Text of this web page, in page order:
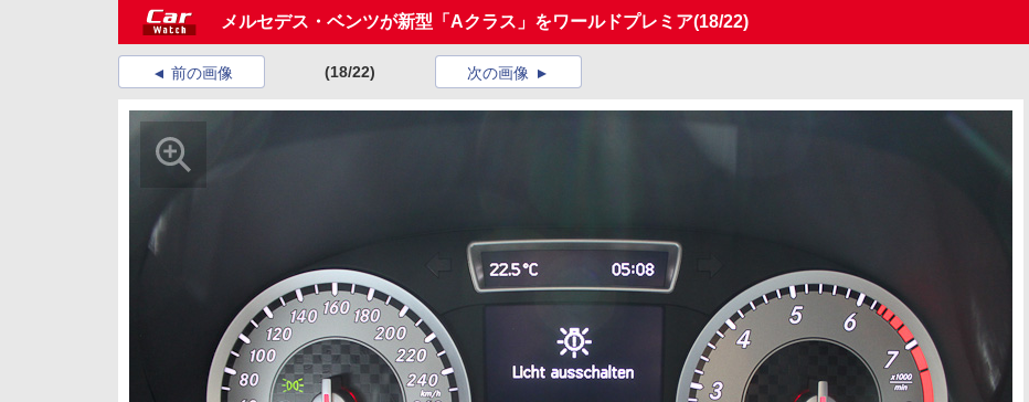
メルセデス・ベンツが新型「Aクラス」をワールドプレミア(18/22)
前の画像 (18/22) 次の画像